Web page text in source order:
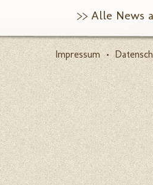
>> Alle News
Impressum •